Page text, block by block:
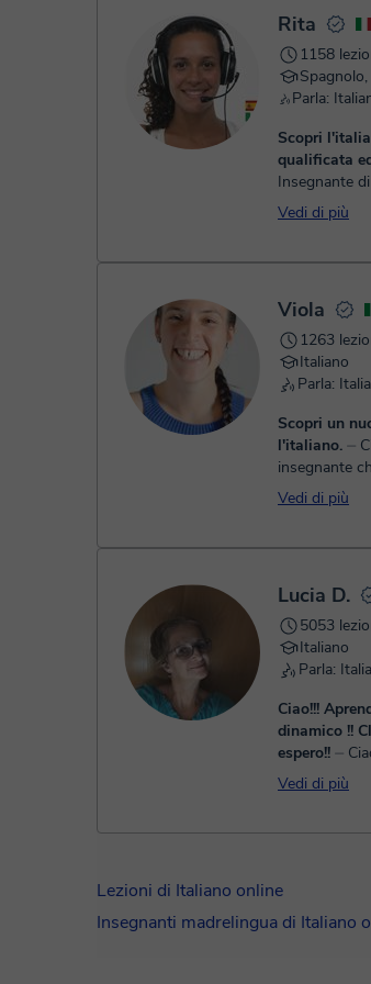
Una volta che hai realizzato ilRita
1158
Scopri
qualificata
Insegnante
anni di
PLIDA, DELE e
Vedi di più
Viola
1263
Italiano
Scopri un
l'italiano. ⏤ Ciao! Stai cercando un
insegnante
apprendere
Credo di poterti
Vedi di più
Lucia D.
5053
Italiano
Ciao!!!
dinamico !!
espero!! ⏤ Ciao a tutti! Mi chiamo Lucia De
Luca e sarò
questa
Vedi di più
Lezioni di Italiano online
Insegnanti madrelingua di Italiano